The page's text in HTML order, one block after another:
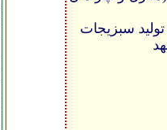
سبزیجات